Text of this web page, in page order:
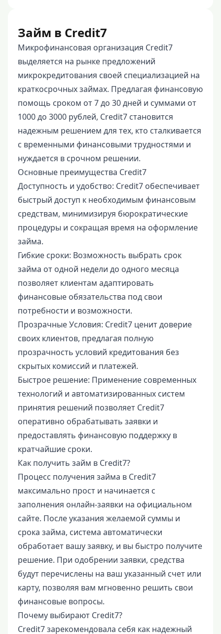
Займ в Credit7
Микрофинансовая организация Credit7
выделяется на рынке предложений
микрокредитования своей специализацией на
краткосрочных займах. Предлагая финансовую
помощь сроком от 7 до 30 дней и суммами от
1000 до 3000 рублей, Credit7 становится
надежным решением для тех, кто сталкивается
с временными финансовыми трудностями и
нуждается в срочном решении.
Основные преимущества Credit7
Доступность и удобство: Credit7 обеспечивает
быстрый доступ к необходимым финансовым
средствам, минимизируя бюрократические
процедуры и сокращая время на оформление
займа.
Гибкие сроки: Возможность выбрать срок
займа от одной недели до одного месяца
позволяет клиентам адаптировать
финансовые обязательства под свои
потребности и возможности.
Прозрачные Условия: Credit7 ценит доверие
своих клиентов, предлагая полную
прозрачность условий кредитования без
скрытых комиссий и платежей.
Быстрое решение: Применение современных
технологий и автоматизированных систем
принятия решений позволяет Credit7
оперативно обрабатывать заявки и
предоставлять финансовую поддержку в
кратчайшие сроки.
Как получить займ в Credit7?
Процесс получения займа в Credit7
максимально прост и начинается с
заполнения онлайн-заявки на официальном
сайте. После указания желаемой суммы и
срока займа, система автоматически
обработает вашу заявку, и вы быстро получите
решение. При одобрении заявки, средства
будут перечислены на ваш указанный счет или
карту, позволяя вам мгновенно решить свои
финансовые вопросы.
Почему выбирают Credit7?
Credit7 зарекомендовала себя как надежный